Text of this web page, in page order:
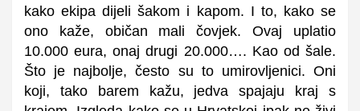
kako ekipa dijeli šakom i kapom. I to, kako se
ono kaže, običan mali čovjek. Ovaj uplatio
10.000 eura, onaj drugi 20.000…. Kao od šale.
Što je najbolje, često su to umirovljenici. Oni
koji, tako barem kažu, jedva spajaju kraj s